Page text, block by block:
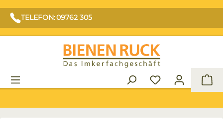
TELEFON: 09762 305